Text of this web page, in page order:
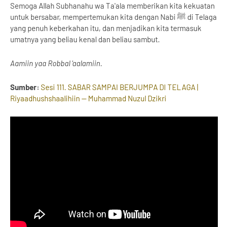
Semoga Allah Subhanahu wa Ta'ala memberikan kita kekuatan
untuk bersabar, mempertemukan kita dengan Nabi ﷺ di Telaga
yang penuh keberkahan itu, dan menjadikan kita termasuk
umatnya yang beliau kenal dan beliau sambut.
Aamiin yaa Robbal 'aalamiin.
Sumber: Sesi 111. SABAR SAMPAI BERJUMPA DI TELAGA |
Riyaadhushshaalihiin — Muhammad Nuzul Dzikri